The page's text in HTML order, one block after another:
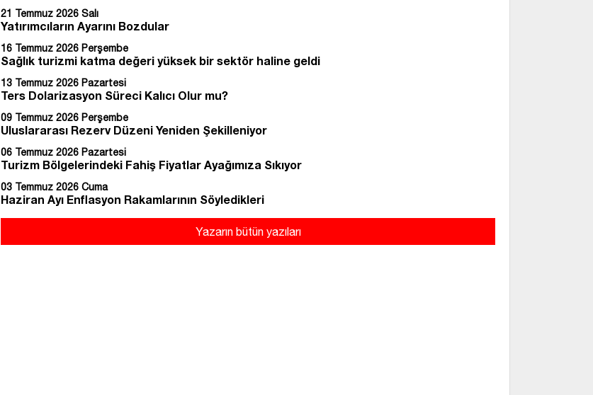
21 Temmuz 2026 Salı
Yatırımcıların Ayarını Bozdular
16 Temmuz 2026 Perşembe
Sağlık turizmi katma değeri yüksek bir sektör haline geldi
13 Temmuz 2026 Pazartesi
Ters Dolarizasyon Süreci Kalıcı Olur mu?
09 Temmuz 2026 Perşembe
Uluslararası Rezerv Düzeni Yeniden Şekilleniyor
06 Temmuz 2026 Pazartesi
Turizm Bölgelerindeki Fahiş Fiyatlar Ayağımıza Sıkıyor
03 Temmuz 2026 Cuma
Haziran Ayı Enflasyon Rakamlarının Söyledikleri
Yazarın bütün yazıları